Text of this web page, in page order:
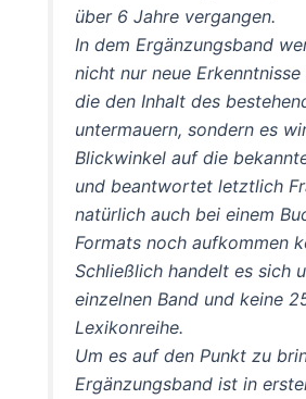
über 6 Jahre vergangen.
In dem Ergänzungsband
nicht nur neue
die den Inhalt des
untermauern, sondern es
Blickwinkel auf die
und beantwortet letztlich
natürlich auch bei einem
Formats noch aufkommen
Schließlich handelt es sich
einzelnen Band und keine
Lexikonreihe.
Um es auf den Punkt zu
Ergänzungsband ist in